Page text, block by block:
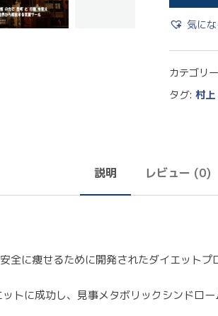
気に
カテゴリ
タグ: 村上
説明 レビュー (0)
に痩せるために開発されたダイエットプ
トに成功し、見事メタボリックシンドロー